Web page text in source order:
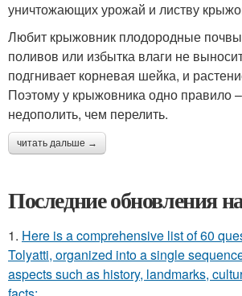
уничтожающих урожай и листву
Любит крыжовник плодородные
поливов или избытка влаги не
подгнивает корневая шейка, и
Поэтому у крыжовника одно правило
недополить, чем перелить.
читать дальше →
Последние обновления
1. Here is a comprehensive list of 60
Tolyatti, organized into a single
aspects such as history, landmarks,